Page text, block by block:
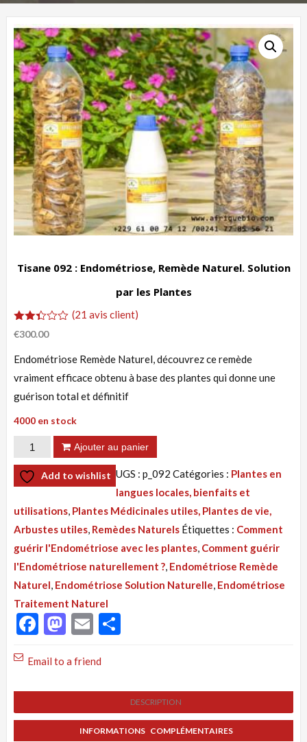
Tisane 092 : Endométriose, Remède Naturel. Solution
par les Plantes
Noté
2.33
5
sur
21
notations
client
(21 avis client)
€300.00
Endométriose Remède Naturel, découvrez ce remède
vraiment efficace obtenu à base des plantes qui donne une
guérison total et définitif
4000 en stock
quantité
de
Tisane
:
Endométriose,
Remède
Naturel.
Solution
par
les
Ajouter au panier
Add to wishlist UGS : p_092 Catégories : Plantes en
langues locales, bienfaits et
utilisations, Plantes Médicinales utiles, Plantes de vie,
Arbustes utiles, Remèdes Naturels Étiquettes : Comment
guérir l'Endométriose avec les plantes, Comment guérir
l'Endométriose naturellement ?, Endométriose Remède
Naturel, Endométriose Solution Naturelle, Endométriose
Traitement Naturel
Facebook
Mastodon
Email
Email to a friend
DESCRIPTION
INFORMATIONS COMPLÉMENTAIRES